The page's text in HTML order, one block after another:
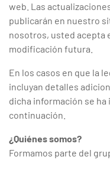
web. Las
publicarán en nuestro
nosotros, usted acepta
modificación futura.
En los casos en que la
incluyan detalles
dicha información se ha
continuación.
¿Quiénes somos?
Formamos parte del